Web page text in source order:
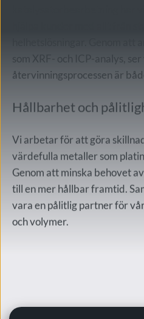
som XRF- och ICP-analys, ser
återvinningsprocessen är
Hållbarhet och
Vi arbetar för att göra
värdefulla metaller som
Genom att minska behovet
till en mer hållbar framtid.
vara en pålitlig partner för
och volymer.